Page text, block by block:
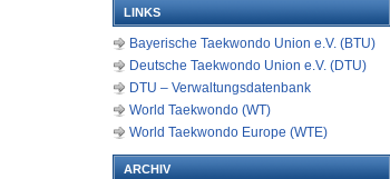
LINKS
Bayerische Taekwondo Union e.V. (BTU)
Deutsche Taekwondo Union e.V. (DTU)
DTU – Verwaltungsdatenbank
World Taekwondo (WT)
World Taekwondo Europe (WTE)
ARCHIV